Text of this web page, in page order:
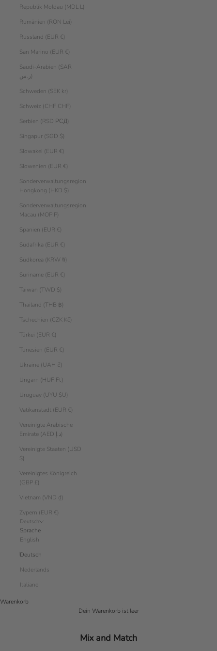
Republik Moldau (MDL L)
Rumänien (RON Lei)
Russland (EUR €)
San Marino (EUR €)
Saudi-Arabien (SAR
ر.س)
Schweden (SEK kr)
Schweiz (CHF CHF)
Serbien (RSD РСД)
Singapur (SGD $)
Slowakei (EUR €)
Slowenien (EUR €)
Sonderverwaltungsregion
Hongkong (HKD $)
Sonderverwaltungsregion
Macau (MOP P)
Spanien (EUR €)
Südafrika (EUR €)
Südkorea (KRW ₩)
Suriname (EUR €)
Taiwan (TWD $)
Thailand (THB ฿)
Tschechien (CZK Kč)
Türkei (EUR €)
Tunesien (EUR €)
Ukraine (UAH ₴)
Ungarn (HUF Ft)
Uruguay (UYU $U)
Vatikanstadt (EUR €)
Vereinigte Arabische
Emirate (AED د.إ)
Vereinigte Staaten (USD
$)
Vereinigtes Königreich
(GBP £)
Vietnam (VND ₫)
Zypern (EUR €)
Deutsch
Sprache
English
Deutsch
Nederlands
Italiano
Warenkorb
Dein Warenkorb ist leer
Mix and Match